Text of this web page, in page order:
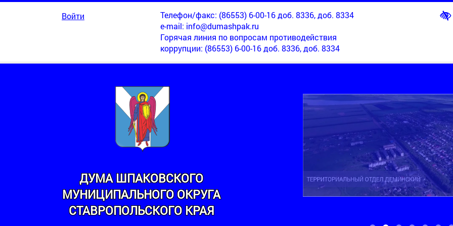
Войти
Телефон/факс: (86553) 6-00-16 доб. 8336, доб. 8334
e-mail: info@dumashpak.ru
Горячая линия по вопросам противодействия
коррупции: (86553) 6-00-16 доб. 8336, доб. 8334
ДУМА ШПАКОВСКОГО
МУНИЦИПАЛЬНОГО ОКРУГА
СТАВРОПОЛЬСКОГО КРАЯ
ТЕРРИТОРИАЛЬНЫЙ ОТДЕЛ НОВОМАРЬЕВСКИЙ